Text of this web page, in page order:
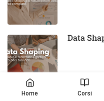
Data
Data
Home Corsi